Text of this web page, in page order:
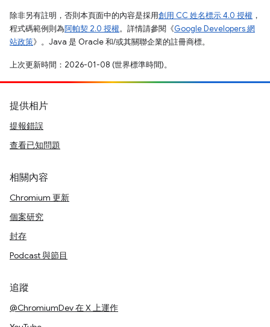
除非另有註明，否則本頁面中的內容是採用創用 CC 姓名標示 4.0 授權 ，
程式碼範例則為阿帕契 2.0 授權。詳情請參閱《Google Developers 網
站政策》。Java 是 Oracle 和/或其關聯企業的註冊商標。
上次更新時間：2026-01-08 (世界標準時間)。
提供相片
提報錯誤
查看已知問題
相關內容
Chromium 更新
個案研究
封存
Podcast 與節目
追蹤
@ChromiumDev 在 X 上運作